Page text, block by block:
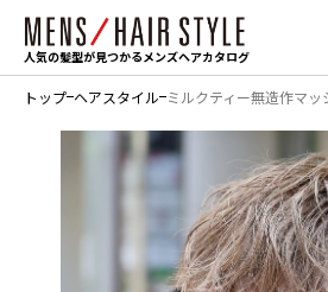
人気の髪型が見つかるメンズヘアカタログ
トップ ヘアスタイル ミルクティー無造作マッ